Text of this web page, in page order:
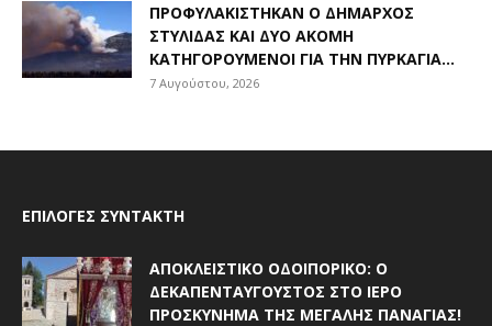
ΠΡΟΦΥΛΑΚΊΣΤΗΚΑΝ Ο ΔΉΜΑΡΧΟΣ
ΣΤΥΛΊΔΑΣ ΚΑΙ ΔΎΟ ΑΚΌΜΗ
ΚΑΤΗΓΟΡΟΎΜΕΝΟΙ ΓΙΑ ΤΗΝ ΠΥΡΚΑΓΙΆ...
7 Αυγούστου, 2026
ΕΠΙΛΟΓΈΣ ΣΥΝΤΆΚΤΗ
ΑΠΟΚΛΕΙΣΤΙΚΟ ΟΔΟΙΠΟΡΙΚΟ: Ο
ΔΕΚΑΠΕΝΤΑΎΓΟΥΣΤΟΣ ΣΤΟ ΙΕΡΌ
ΠΡΟΣΚΎΝΗΜΑ ΤΗΣ ΜΕΓΆΛΗΣ ΠΑΝΑΓΊΑΣ!